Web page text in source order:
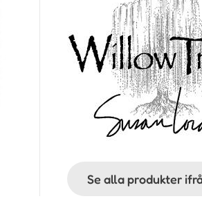
Se alla produkter